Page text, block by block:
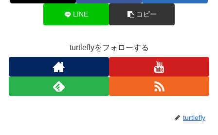
LINE コピー
turtleflyをフォローする
turtlefly